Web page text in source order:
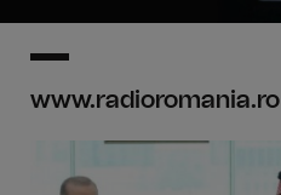
www.radioromania.ro